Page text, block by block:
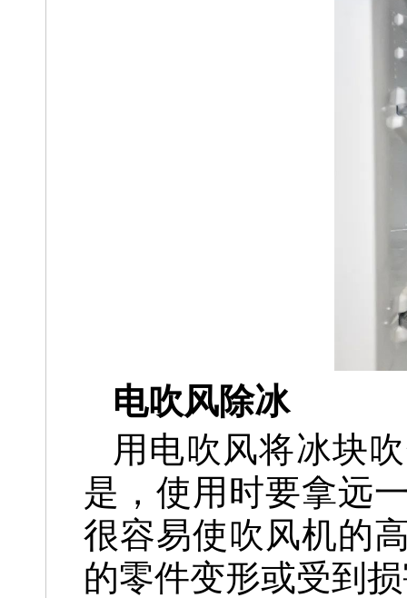
电吹风除冰
用电吹风将冰块
是，使用时要拿远
很容易使吹风机的
的零件变形或受到